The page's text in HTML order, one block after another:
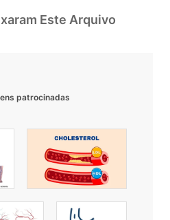
Este Arquivo
patrocinadas